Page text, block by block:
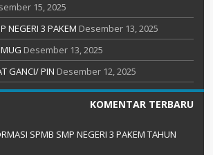
15, 2025
NEGERI 3 PAKEM Desember 13, 2025
Desember 13, 2025
GANCI/ PIN Desember 12, 2025
KOMENTAR TERBARU
SPMB SMP NEGERI 3 PAKEM TAHUN